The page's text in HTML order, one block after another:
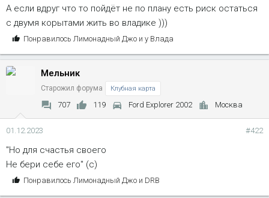
А если вдруг что то пойдёт не по плану есть риск остаться
с двумя корытами жить во владике )))
С
м
и
:
Понравилось Лимонадный Джои у Влада
Мельник
Старожил форума Клубная карта
707 119 Ford Explorer 2002 Москва
01.12.2023 #422
"Но для счастья своего
Не бери себе его" (с)
С
Понравилось Лимонадный Джои DRB